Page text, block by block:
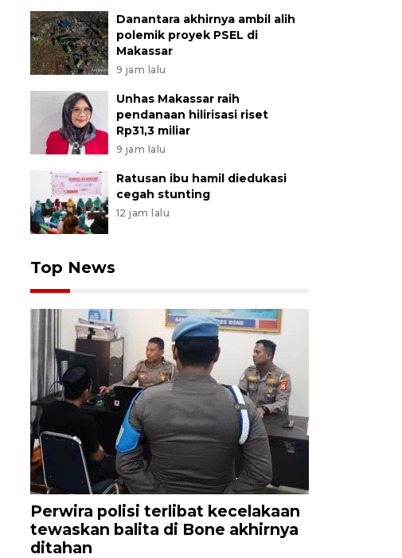
Danantara akhirnya ambil alih
polemik proyek PSEL di
Makassar
9 jam lalu
Unhas Makassar raih
pendanaan hilirisasi riset
Rp31,3 miliar
9 jam lalu
Ratusan ibu hamil diedukasi
cegah stunting
12 jam lalu
Top News
Perwira polisi terlibat kecelakaan
tewaskan balita di Bone akhirnya
ditahan